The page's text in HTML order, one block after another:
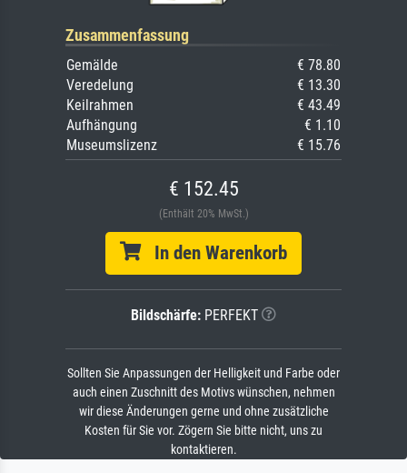
Zusammenfassung
Gemälde
€ 78.80
Veredelung
€ 13.30
Keilrahmen
€ 43.49
Aufhängung
€ 1.10
Museumslizenz
€ 15.76
€ 152.45
(Enthält 20% MwSt.)
In den Warenkorb
Bildschärfe: PERFEKT
Sollten Sie Anpassungen der Helligkeit und Farbe oder
auch einen Zuschnitt des Motivs wünschen, nehmen
wir diese Änderungen gerne und ohne zusätzliche
Kosten für Sie vor. Zögern Sie bitte nicht, uns zu
kontaktieren.